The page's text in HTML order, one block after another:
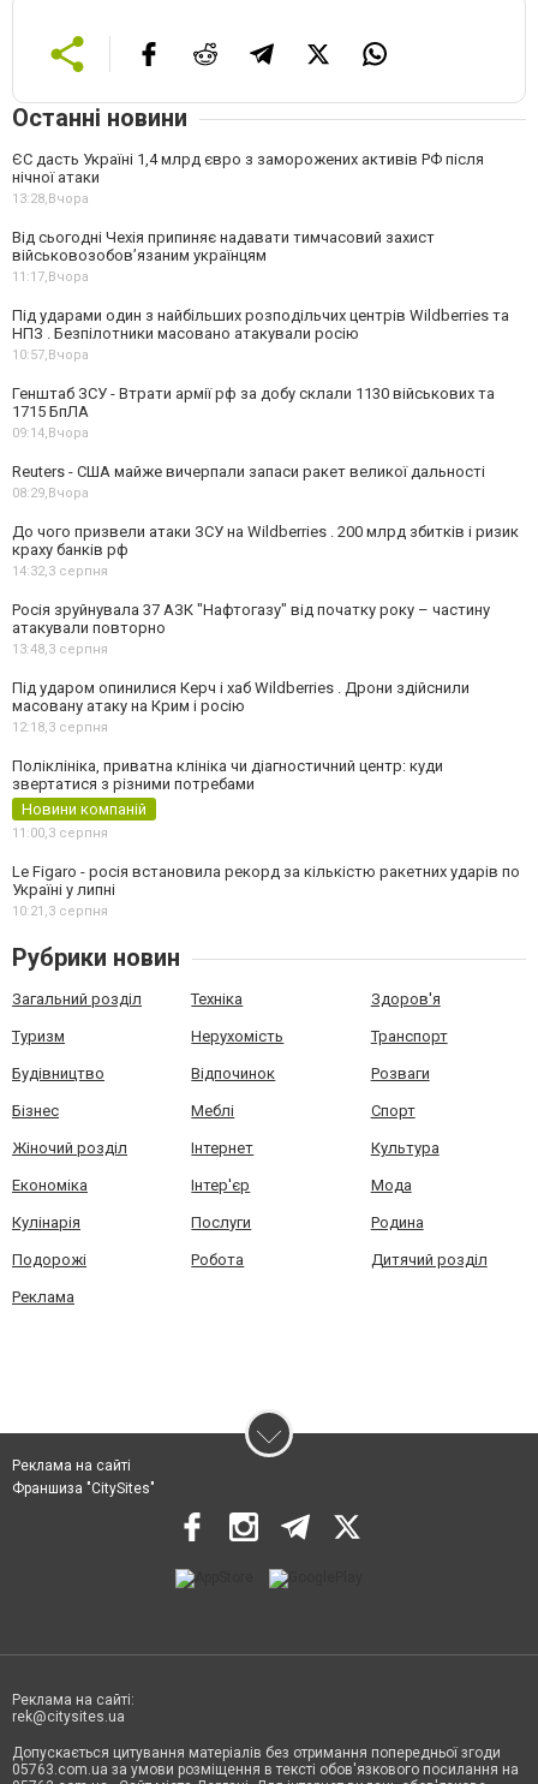
Останні новини
ЄС дасть Україні 1,4 млрд євро з заморожених активів РФ після
нічної атаки
13:28, Вчора
Від сьогодні Чехія припиняє надавати тимчасовий захист
військовозобов’язаним українцям
11:17, Вчора
Під ударами один з найбільших розподільчих центрів Wildberries та
НПЗ . Безпілотники масовано атакували росію
10:57, Вчора
Генштаб ЗСУ - Втрати армії рф за добу склали 1130 військових та
1715 БпЛА
09:14, Вчора
Reuters - США майже вичерпали запаси ракет великої дальності
08:29, Вчора
До чого призвели атаки ЗСУ на Wildberries . 200 млрд збитків і ризик
краху банків рф
14:32, 3 серпня
Росія зруйнувала 37 АЗК "Нафтогазу" від початку року – частину
атакували повторно
13:48, 3 серпня
Під ударом опинилися Керч і хаб Wildberries . Дрони здійснили
масовану атаку на Крим і росію
12:18, 3 серпня
Поліклініка, приватна клініка чи діагностичний центр: куди
звертатися з різними потребами
Новини компаній
11:00, 3 серпня
Le Figaro - росія встановила рекорд за кількістю ракетних ударів по
Україні у липні
10:21, 3 серпня
Рубрики новин
Загальний розділ Техніка Здоров'я
Туризм Нерухомість Транспорт
Будівництво Відпочинок Розваги
Бізнес Меблі Спорт
Жіночий розділ Інтернет Культура
Економіка Інтер'єр Мода
Кулінарія Послуги Родина
Подорожі Робота Дитячий розділ
Реклама
Реклама на сайті
Франшиза "CitySites"
Реклама на сайті:
rek@citysites.ua
Допускається цитування матеріалів без отримання попередньої згоди
05763.com.ua за умови розміщення в тексті обов'язкового посилання на